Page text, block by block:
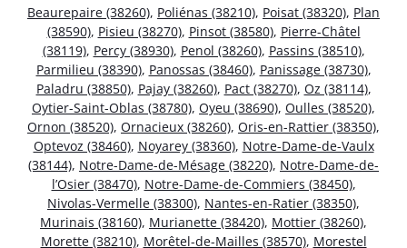
Beaurepaire (38260), Poliénas (38210), Poisat (38320), Plan
(38590), Pisieu (38270), Pinsot (38580), Pierre-Châtel
(38119), Percy (38930), Penol (38260), Passins (38510),
Parmilieu (38390), Panossas (38460), Panissage (38730),
Paladru (38850), Pajay (38260), Pact (38270), Oz (38114),
Oytier-Saint-Oblas (38780), Oyeu (38690), Oulles (38520),
Ornon (38520), Ornacieux (38260), Oris-en-Rattier (38350),
Optevoz (38460), Noyarey (38360), Notre-Dame-de-Vaulx
(38144), Notre-Dame-de-Mésage (38220), Notre-Dame-de-
l’Osier (38470), Notre-Dame-de-Commiers (38450),
Nivolas-Vermelle (38300), Nantes-en-Ratier (38350),
Murinais (38160), Murianette (38420), Mottier (38260),
Morette (38210), Morêtel-de-Mailles (38570), Morestel